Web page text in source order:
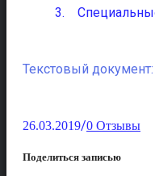
3.
Текстовый документ:
26.03.2019/0 Отзывы
Поделиться записью